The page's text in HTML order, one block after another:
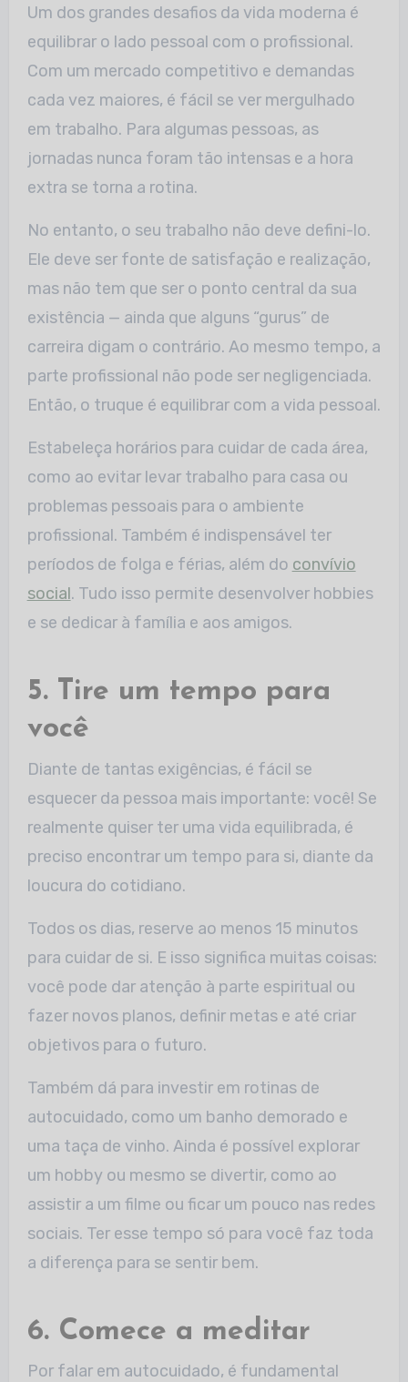
Um dos grandes desafios da vida moderna é
equilibrar o lado pessoal com o profissional.
Com um mercado competitivo e demandas
cada vez maiores, é fácil se ver mergulhado
em trabalho. Para algumas pessoas, as
jornadas nunca foram tão intensas e a hora
extra se torna a rotina.
No entanto, o seu trabalho não deve defini-lo.
Ele deve ser fonte de satisfação e realização,
mas não tem que ser o ponto central da sua
existência — ainda que alguns “gurus” de
carreira digam o contrário. Ao mesmo tempo, a
parte profissional não pode ser negligenciada.
Então, o truque é equilibrar com a vida pessoal.
Estabeleça horários para cuidar de cada área,
como ao evitar levar trabalho para casa ou
problemas pessoais para o ambiente
profissional. Também é indispensável ter
períodos de folga e férias, além do convívio
social. Tudo isso permite desenvolver hobbies
e se dedicar à família e aos amigos.
5. Tire um tempo para
você
Diante de tantas exigências, é fácil se
esquecer da pessoa mais importante: você! Se
realmente quiser ter uma vida equilibrada, é
preciso encontrar um tempo para si, diante da
loucura do cotidiano.
Todos os dias, reserve ao menos 15 minutos
para cuidar de si. E isso significa muitas coisas:
você pode dar atenção à parte espiritual ou
fazer novos planos, definir metas e até criar
objetivos para o futuro.
Também dá para investir em rotinas de
autocuidado, como um banho demorado e
uma taça de vinho. Ainda é possível explorar
um hobby ou mesmo se divertir, como ao
assistir a um filme ou ficar um pouco nas redes
sociais. Ter esse tempo só para você faz toda
a diferença para se sentir bem.
6. Comece a meditar
Por falar em autocuidado, é fundamental